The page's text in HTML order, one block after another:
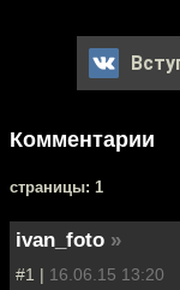
Комментарии
cтраницы: 1
ivan_foto »
#1 | 16.06.15 13:20